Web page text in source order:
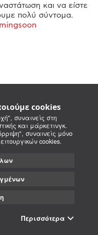
cookies
συναινείς στη
και μάρκετινγκ.
συναινείς μόνο
cookies.
Περισσότερα
και να είστε
πολύ σύντομα.